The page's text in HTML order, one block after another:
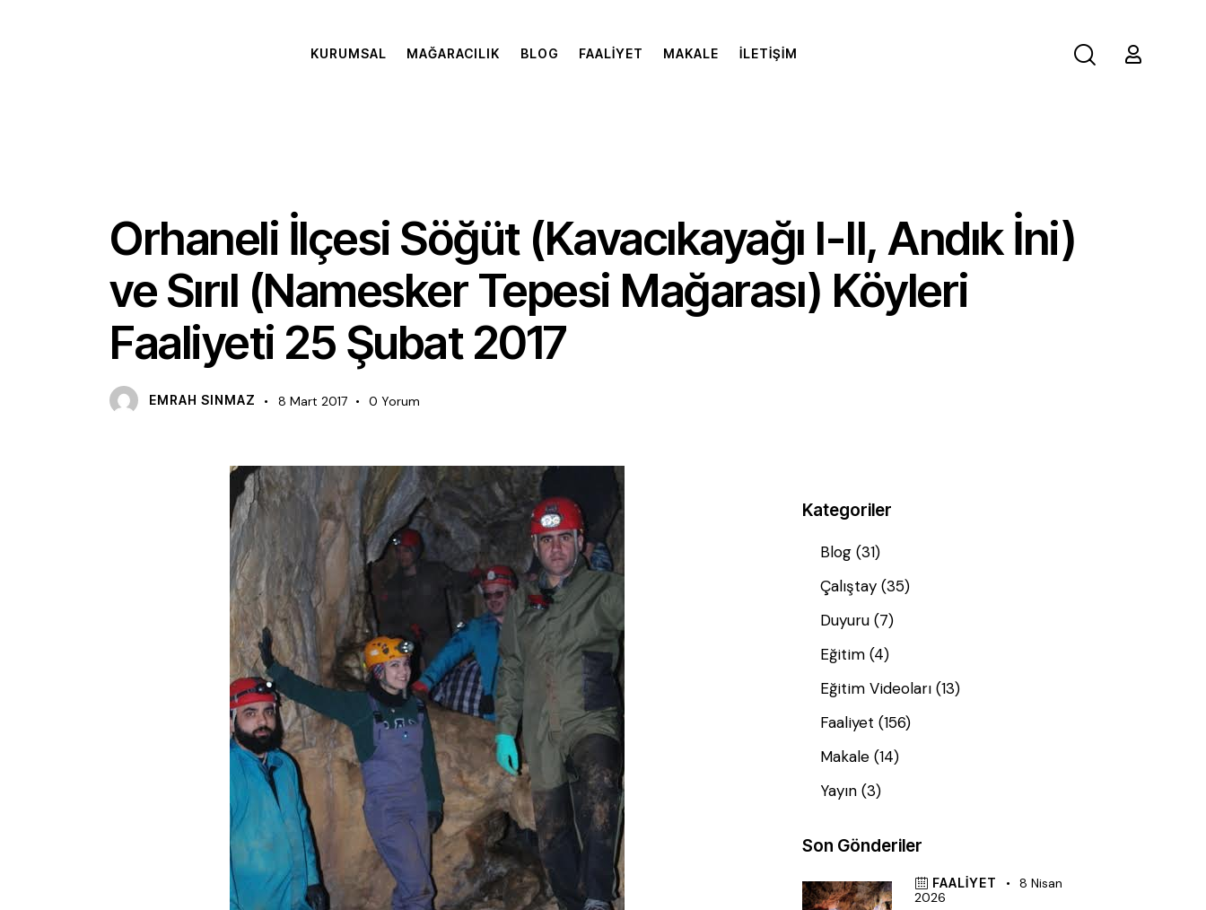
KURUMSAL MAĞARACILIK BLOG FAALIYET MAKALE İLETIŞIM
Orhaneli İlçesi Söğüt (Kavacıkayağı I-II, Andık İni)
ve Sırıl (Namesker Tepesi Mağarası) Köyleri
Faaliyeti 25 Şubat 2017
EMRAH SINMAZ 8 Mart 2017 0 Yorum
Kategoriler
Blog (31)
Çalıştay (35)
Duyuru (7)
Eğitim (4)
Eğitim Videoları (13)
Faaliyet (156)
Makale (14)
Yayın (3)
Son Gönderiler
FAALIYET
8 Nisan
2026